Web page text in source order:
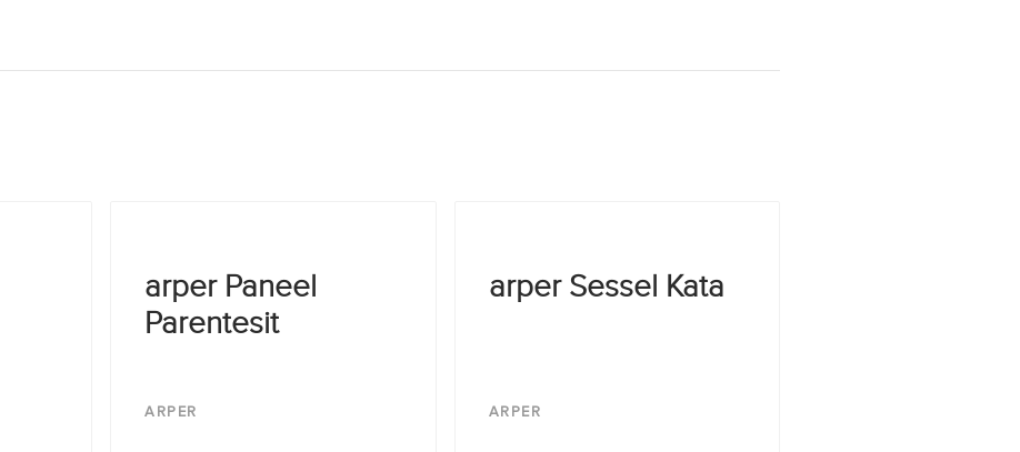
arper Paneel
Parentesit
ARPER
arper Sessel Kata
ARPER